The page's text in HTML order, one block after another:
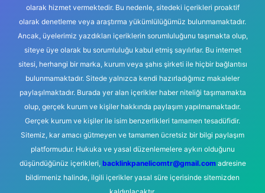
olarak hizmet vermektedir. Bu nedenle, sitedeki içerikleri proaktif
olarak denetleme veya araştırma yükümlülüğümüz bulunmamaktadır.
Ancak, üyelerimiz yazdıkları içeriklerin sorumluluğunu taşımakta olup,
siteye üye olarak bu sorumluluğu kabul etmiş sayılırlar. Bu internet
sitesi, herhangi bir marka, kurum veya şahıs şirketi ile hiçbir bağlantısı
bulunmamaktadır. Sitede yalnızca kendi hazırladığımız makaleler
paylaşılmaktadır. Burada yer alan içerikler haber niteliği taşımamakta
olup, gerçek kurum ve kişiler hakkında paylaşım yapılmamaktadır.
Gerçek kurum ve kişiler ile isim benzerlikleri tamamen tesadüfidir.
Sitemiz, kar amacı gütmeyen ve tamamen ücretsiz bir bilgi paylaşım
platformudur. Hukuka ve yasal düzenlemelere aykırı olduğunu
düşündüğünüz içerikleri, backlinkpanelicomtr@gmail.comadresine
bildirmeniz halinde, ilgili içerikler yasal süre içerisinde sitemizden